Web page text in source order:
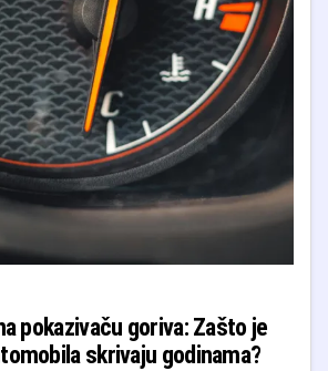
pokazivaču goriva: Zašto je
skrivaju godinama?